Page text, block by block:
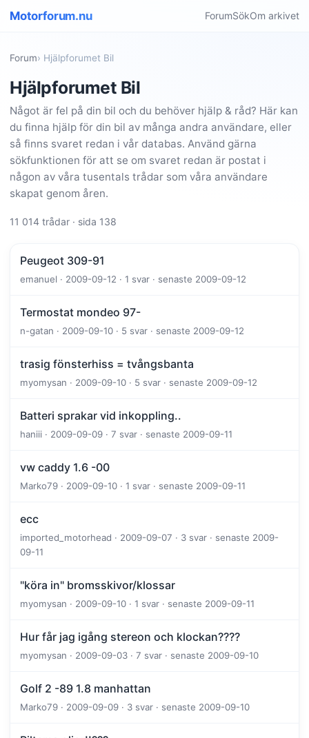
Motorforum.nu ForumSökOm arkivet
Forum› Hjälpforumet Bil
Hjälpforumet Bil
Något är fel på din bil och du behöver hjälp & råd? Här kan
du finna hjälp för din bil av många andra användare, eller
så finns svaret redan i vår databas. Använd gärna
sökfunktionen för att se om svaret redan är postat i
någon av våra tusentals trådar som våra användare
skapat genom åren.
11 014 trådar · sida 138
Peugeot 309-91
emanuel · 2009-09-12 · 1 svar · senaste 2009-09-12
Termostat mondeo 97-
n-gatan · 2009-09-10 · 5 svar · senaste 2009-09-12
trasig fönsterhiss = tvångsbanta
myomysan · 2009-09-10 · 5 svar · senaste 2009-09-12
Batteri sprakar vid inkoppling..
haniii · 2009-09-09 · 7 svar · senaste 2009-09-11
vw caddy 1.6 -00
Marko79 · 2009-09-10 · 1 svar · senaste 2009-09-11
ecc
imported_motorhead · 2009-09-07 · 3 svar · senaste 2009-
09-11
"köra in" bromsskivor/klossar
myomysan · 2009-09-10 · 1 svar · senaste 2009-09-11
Hur får jag igång stereon och klockan????
myomysan · 2009-09-03 · 7 svar · senaste 2009-09-10
Golf 2 -89 1.8 manhattan
Marko79 · 2009-09-09 · 3 svar · senaste 2009-09-10